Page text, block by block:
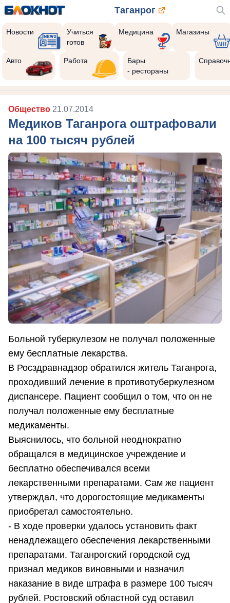
Таганрог
Новости
Учиться
готов
Медицина Магазины
Авто Работа
Бары
- рестораны
Общество 21.07.2014
Медиков Таганрога оштрафовали
на 100 тысяч рублей
Больной туберкулезом не получал положенные
ему бесплатные лекарства.
В Росздравнадзор обратился житель Таганрога,
проходивший лечение в противотуберкулезном
диспансере. Пациент сообщил о том, что он не
получал положенные ему бесплатные
медикаменты.
Выяснилось, что больной неоднократно
обращался в медицинское учреждение и
бесплатно обеспечивался всеми
лекарственными препаратами. Сам же пациент
утверждал, что дорогостоящие медикаменты
приобретал самостоятельно.
- В ходе проверки удалось установить факт
ненадлежащего обеспечения лекарственными
препаратами. Таганрогский городской суд
признал медиков виновными и назначил
наказание в виде штрафа в размере 100 тысяч
рублей. Ростовский областной суд оставил